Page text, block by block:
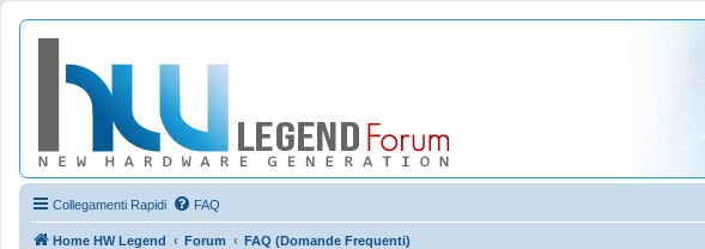
Collegamenti Rapidi FAQ
Home HW Legend Forum FAQ (Domande Frequenti)